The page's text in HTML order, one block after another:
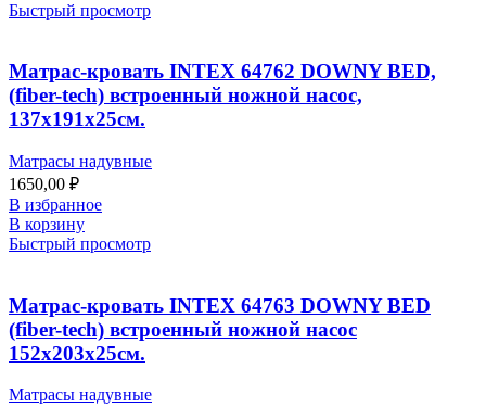
Быстрый просмотр
Матрас-кровать INTEX 64762 DOWNY BED,
(fiber-tech) встроенный ножной насос,
137x191x25см.
Матрасы надувные
1650,00 ₽
В избранное
В корзину
Быстрый просмотр
Матрас-кровать INTEX 64763 DOWNY BED
(fiber-tech) встроенный ножной насос
152x203x25см.
Матрасы надувные